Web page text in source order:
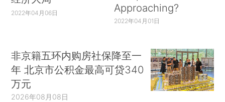
2022年04月06日
Approaching?
2022年04月01日
非京籍五环内购房社保降至一
年 北京市公积金最高可贷340
万元
2026年08月08日